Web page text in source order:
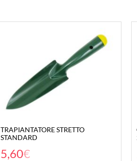
TRAPIANTATORE STRETTO
STANDARD
5,60€